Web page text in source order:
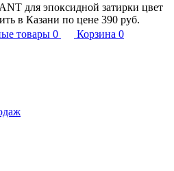
для эпоксидной затирки цвет
в Казани по цене 390 руб.
товары 0 Корзина 0